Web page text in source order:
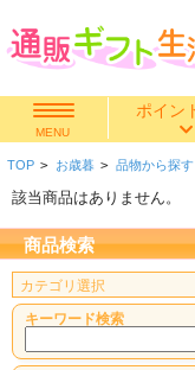
MENU
ポイン
快気祝い
香典返し
出産内祝い
結婚内祝い
TOP > お歳暮 > 品物から探す
該当商品はありません。
商品検索
キーワード検索